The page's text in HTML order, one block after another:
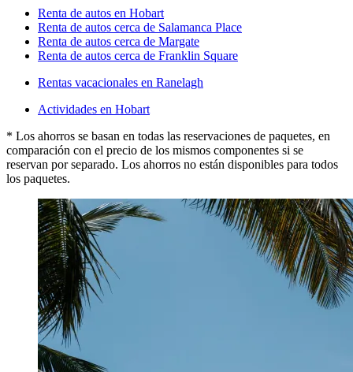
Renta de autos en Hobart
Renta de autos cerca de Salamanca Place
Renta de autos cerca de Margate
Renta de autos cerca de Franklin Square
Rentas vacacionales en Ranelagh
Actividades en Hobart
* Los ahorros se basan en todas las reservaciones de paquetes, en
comparación con el precio de los mismos componentes si se
reservan por separado. Los ahorros no están disponibles para todos
los paquetes.